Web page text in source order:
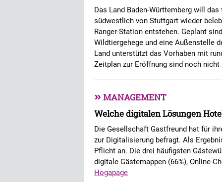
Das Land Baden-Württemberg will
südwestlich von Stuttgart wieder
Ranger-Station entstehen. Geplant
Wildtiergehege und eine Außenstelle
Land unterstützt das Vorhaben mit
Zeitplan zur Eröffnung sind noch
» MANAGEMENT
Welche digitalen Lösungen
Die Gesellschaft Gastfreund hat für
zur Digitalisierung befragt. Als
Pflicht an. Die drei häufigsten
digitale Gästemappen (66%), Online-
Hogapage